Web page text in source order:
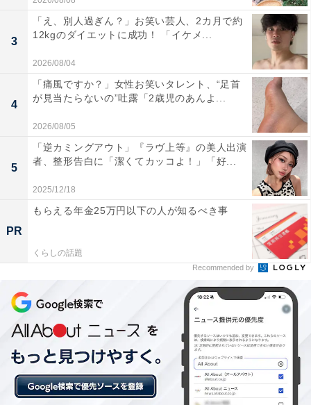
3
「え、別人過ぎん？」お笑い芸人、2カ月で約
12kgのダイエットに成功！ 「イケメ...
2026/08/04
4
「痛風ですか？」女性お笑いタレント、“足首
が見当たらないの”吐露「2歳児のあんよ...
2026/08/05
5
「逆カミングアウト」『ラヴ上等』の美人出演
者、整形告白に「潔くてカッコよ！」「好...
2025/12/18
PR
もらえる年金25万円以下の人が知るべき事
くらしの話題
Recommended by